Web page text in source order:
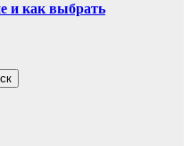
и как выбрать